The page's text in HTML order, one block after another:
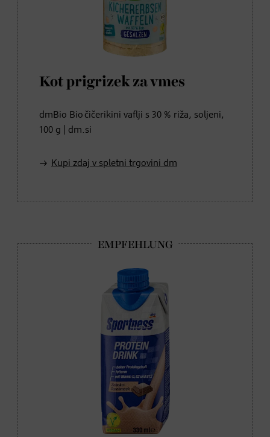
Kot prigrizek za vmes
dmBio Bio čičerikini vaflji s 30 % riža, soljeni,
100 g | dm.si
Kupi zdaj v spletni trgovini dm